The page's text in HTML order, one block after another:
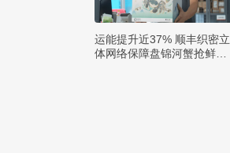
运能提升近37% 顺丰织密立
体网络保障盘锦河蟹抢鲜出